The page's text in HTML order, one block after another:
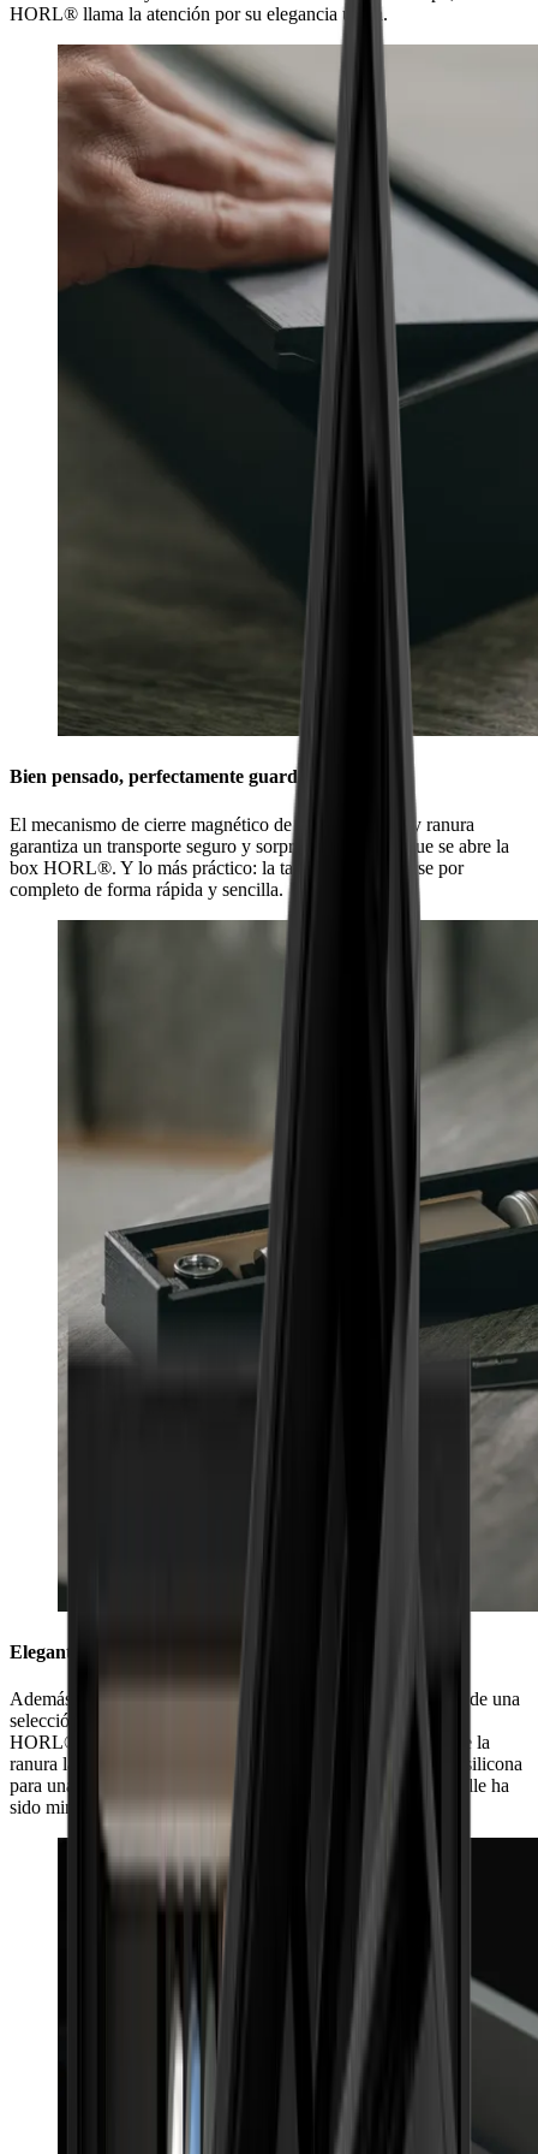
HORL® llama la atención por su elegancia única.
Bien pensado, perfectamente guardado
El mecanismo de cierre magnético de doble lengüeta y ranura
garantiza un transporte seguro y sorprende cada vez que se abre la
box HORL®. Y lo más práctico: la tapa puede extraerse por
completo de forma rápida y sencilla.
Elegante por dentro y por fuera
Además de su perfecto acabado, el cual se garantiza a través de una
selección manual de la caja y su tapa correspondiente, la box
HORL® impresiona por su sofisticado diseño interior. Desde la
ranura lateral para la piel HORL® hasta las almohadillas de silicona
para una protección óptima, y por supuesto la caja, cada detalle ha
sido minuciosamente pensado.